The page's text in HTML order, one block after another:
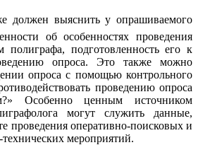
должен выяснить у опрашиваемого
об особенностях проведения
полиграфа, подготовленность его к
опроса. Это также можно
опроса с помощью контрольного
проведению опроса
Особенно ценным источником
могут служить данные,
проведения оперативно-поисковых и
мероприятий.